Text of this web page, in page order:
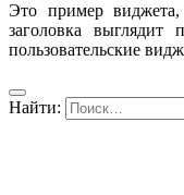
Это пример виджета,
заголовка
пользовательские
Найти: